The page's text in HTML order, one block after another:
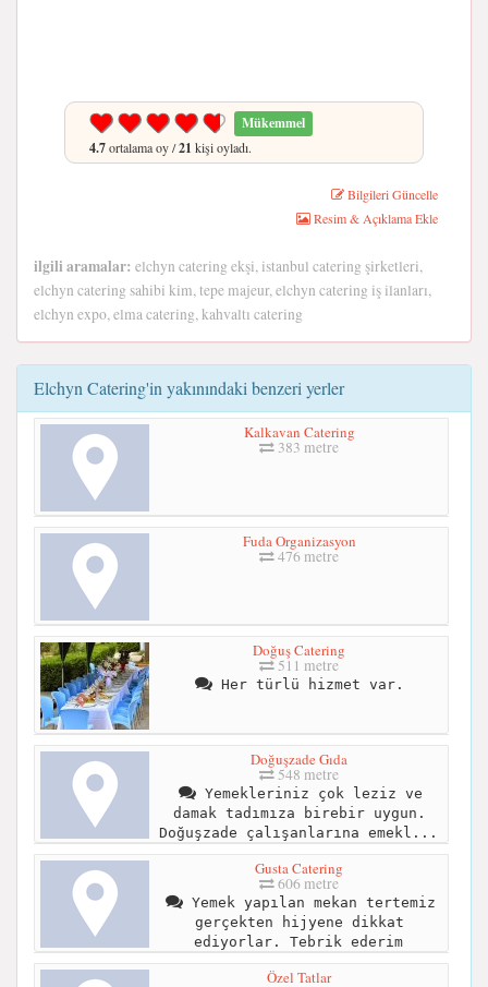
Mükemmel
4.7ortalama oy /21 kişi oyladı.
Bilgileri Güncelle
Resim & Açıklama Ekle
ilgili aramalar: elchyn catering ekşi, istanbul catering şirketleri,
elchyn catering sahibi kim, tepe majeur, elchyn catering iş ilanları,
elchyn expo, elma catering, kahvaltı catering
Elchyn Catering'in yakınındaki benzeri yerler
Kalkavan Catering
383 metre
Fuda Organizasyon
476 metre
Doğuş Catering
511 metre
Her türlü hizmet var.
Doğuşzade Gıda
548 metre
Yemekleriniz çok leziz ve
damak tadımıza birebir uygun.
Doğuşzade çalışanlarına emekl...
Gusta Catering
606 metre
Yemek yapılan mekan tertemiz
gerçekten hijyene dikkat
ediyorlar. Tebrik ederim
Özel Tatlar